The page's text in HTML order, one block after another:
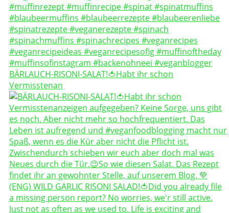
BÄRLAUCH-RISONI-SALAT!🍅Habt ihr schon
Vermisstenan